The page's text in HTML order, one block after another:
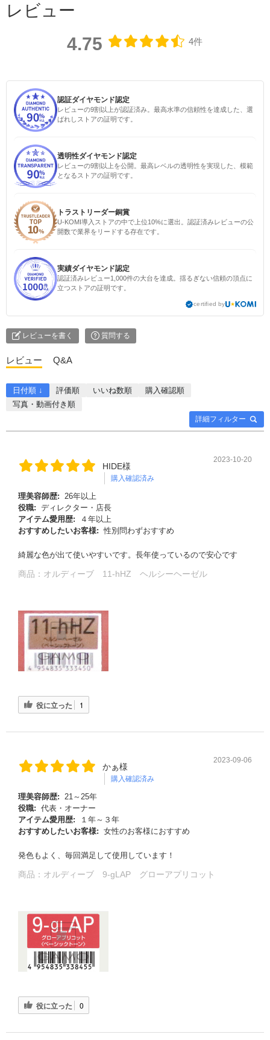
レビュー
4.75 4件
認証ダイヤモンド認定
レビューの9割以上が認証済み。最高水準の信頼性を達成した、選
ばれしストアの証明です。
透明性ダイヤモンド認定
レビューの9割以上を公開。最高レベルの透明性を実現した、模範
となるストアの証明です。
トラストリーダー銅賞
U-KOMI導入ストアの中で上位10%に選出。認証済みレビューの公
開数で業界をリードする存在です。
実績ダイヤモンド認定
認証済みレビュー1,000件の大台を達成。揺るぎない信頼の頂点に
立つストアの証明です。
certified by
レビューを書く 質問する
レビュー Q&A
詳細フィルター
日付順 ↓ 評価順 いいね数順
購入確認順
写真・動画付き順
HIDE様
購入確認済み
2023-10-20
理美容師歴:
26年以上
役職: ディレクター・店長
アイテム愛用歴:
４年以上
おすすめしたいお客様: 性別問わずおすすめ
綺麗な色が出て使いやすいです。長年使っているので安心です
商品： オルディーブ 11-hHZ ヘルシーヘーゼル
役に立った 1
かぁ様
購入確認済み
2023-09-06
理美容師歴:
21～25年
役職: 代表・オーナー
アイテム愛用歴:
１年～３年
おすすめしたいお客様: 女性のお客様におすすめ
発色もよく、毎回満足して使用しています！
商品： オルディーブ 9-gLAP グローアプリコット
役に立った 0